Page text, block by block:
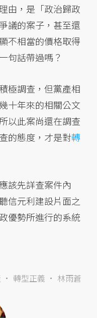
由，是「政治歸政
議的案子，甚至還
不相當的價格取得
句話帶過嗎？
極調查，但黨產相
十年來的相關公文
以此案尚還在調查
的態度，才是對轉
該先詳查案件內
信元利建設片面之
優勢所進行的系統
轉型正義 林雨蒼